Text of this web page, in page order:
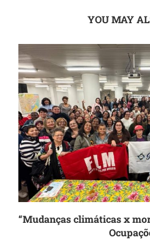
YOU MAY
“Mudanças climáticas x